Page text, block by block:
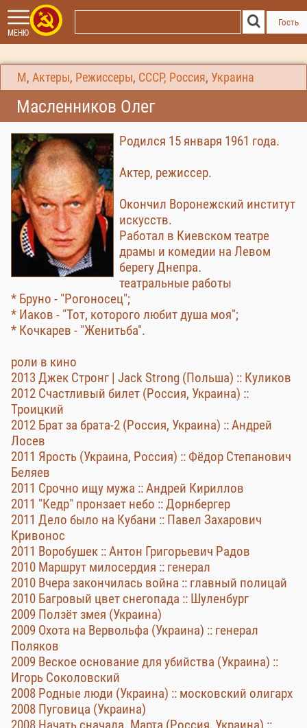
МЕНЮ
Гость
М , Актеры, Режиссеры, СССР, Россия, Украина
Масленников Олег
Родился 15 января 1961 года.
Актер, режиссер.
Окончил Воронежский институт
искусств.
Работал в Киевском театре
драмы и комедии на Левом
берегу Днепра.
театральные работы
* Бруно - "Рогоносец";
* Иаков - "Тот, которого любит душа моя";
* Кочкарев - "Женитьба".
роли в кино
2013 Джек Стронг | Jack Strong (Польша) :: Куликов
2012 Счастливый билет (Россия, Украина) ::
Троицкий
2012 Брат за брата-2 (Россия, Украина) :: Андрей
Лосев
2011 Ярость (Украина, Россия) :: Фёдор Степанович
Беляев
2011 Срочно ищу мужа :: Андрей Кириллов
2011 "Кедр" пронзает небо :: Дорнбергер
2011 Дело было на Кубани :: Павел Захарович
Кривонос
2011 Воробушек :: Антон Григорьевич Радов
2010 Маршрут милосердия :: генерал
2010 Вчера закончилась война :: главный полицай
2010 Багровый цвет снегопада :: Шуленбург
2009 Ползёт змея (Украина)
2009 Охота на Вервольфа (Украина) :: генерал
Поляков
2009 Веское основание для убийства (Украина) ::
Игорь Соколовский
2008 Родные люди (Украина) :: московский олигарх
2008 Пуговица (Украина)